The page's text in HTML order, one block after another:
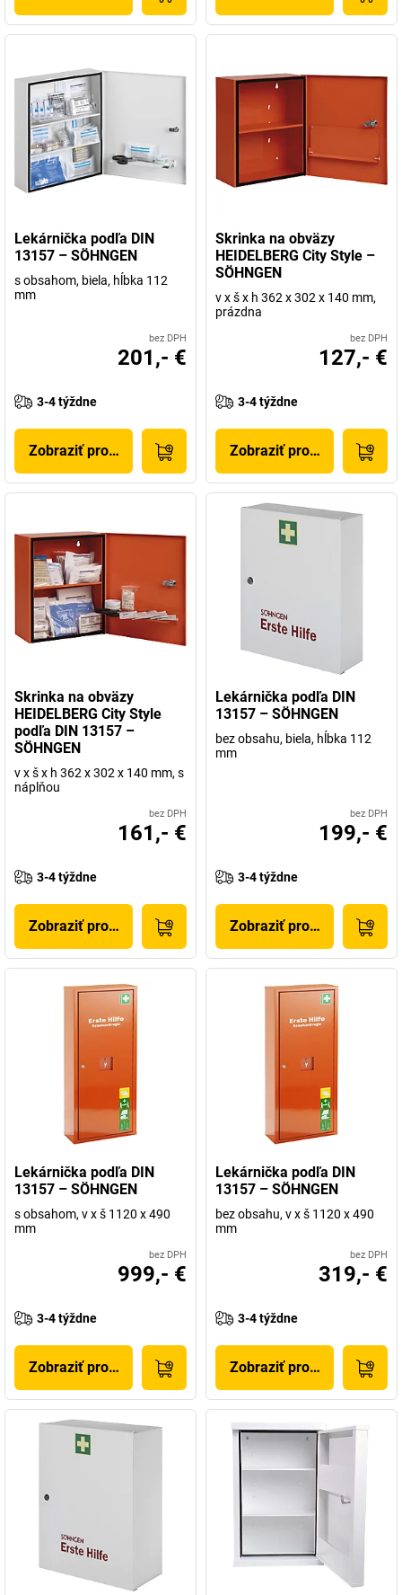
Lekárnička podľa DIN
13157 – SÖHNGEN
s obsahom, biela, hĺbka 112
mm
bez DPH
201,- €
3-4 týždne
Zobraziť produkt
Skrinka na obväzy
HEIDELBERG City Style –
SÖHNGEN
v x š x h 362 x 302 x 140 mm,
prázdna
bez DPH
127,- €
3-4 týždne
Zobraziť produkt
Skrinka na obväzy
HEIDELBERG City Style
podľa DIN 13157 –
SÖHNGEN
v x š x h 362 x 302 x 140 mm, s
náplňou
bez DPH
161,- €
3-4 týždne
Zobraziť produkt
Lekárnička podľa DIN
13157 – SÖHNGEN
bez obsahu, biela, hĺbka 112
mm
bez DPH
199,- €
3-4 týždne
Zobraziť produkt
Lekárnička podľa DIN
13157 – SÖHNGEN
s obsahom, v x š 1120 x 490
mm
bez DPH
999,- €
3-4 týždne
Zobraziť produkt
Lekárnička podľa DIN
13157 – SÖHNGEN
bez obsahu, v x š 1120 x 490
mm
bez DPH
319,- €
3-4 týždne
Zobraziť produkt